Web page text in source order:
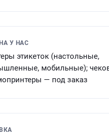
У НАС
этикеток (настольные,
мобильные);
— под заказ